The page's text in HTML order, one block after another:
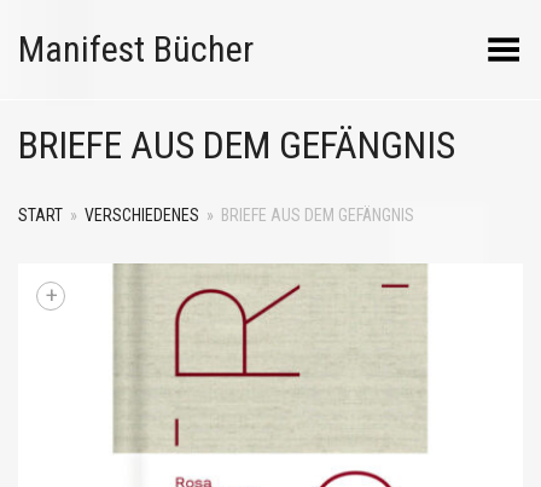
Manifest Bücher Menü umschalten
BRIEFE AUS DEM GEFÄNGNIS
START » VERSCHIEDENES » BRIEFE AUS DEM GEFÄNGNIS
+